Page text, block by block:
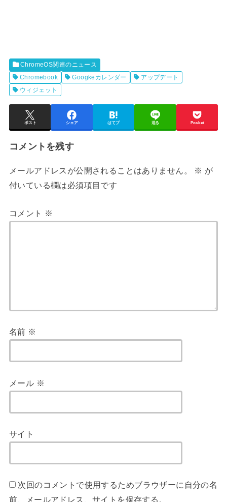
ChromeOS関連のニュース
Chromebook
Googkeカレンダー
アップデート
ウィジェット
ポスト シェア はてブ 送る Pocket
コメントを残す
メールアドレスが公開されることはありません。 ※ が
付いている欄は必須項目です
コメント ※
名前 ※
メール ※
サイト
次回のコメントで使用するためブラウザーに自分の名
前、メールアドレス、サイトを保存する。